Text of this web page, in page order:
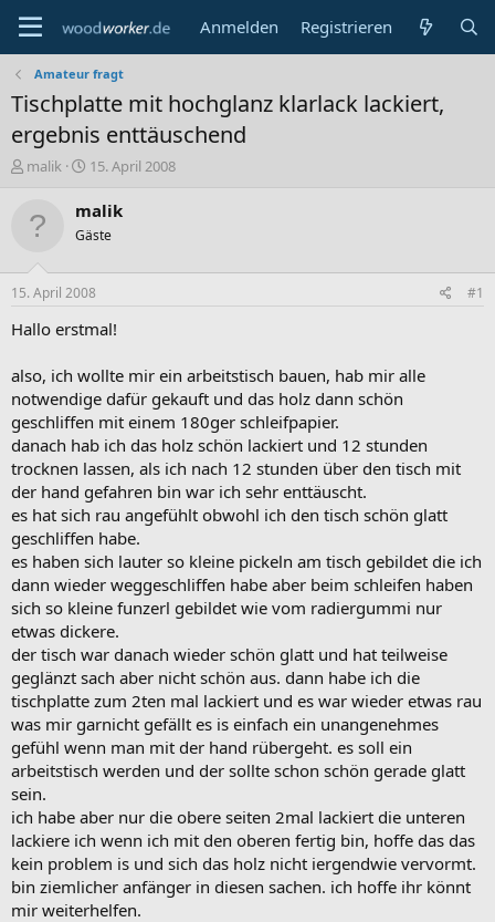
Anmelden Registrieren
Amateur fragt
Tischplatte mit hochglanz klarlack lackiert,
ergebnis enttäuschend
E
t
e
r
malik
E
s
e
l
t
a
15. April 2008
malik
Gäste
15. April 2008 #1
Hallo erstmal!
also, ich wollte mir ein arbeitstisch bauen, hab mir alle
notwendige dafür gekauft und das holz dann schön
geschliffen mit einem 180ger schleifpapier.
danach hab ich das holz schön lackiert und 12 stunden
trocknen lassen, als ich nach 12 stunden über den tisch mit
der hand gefahren bin war ich sehr enttäuscht.
es hat sich rau angefühlt obwohl ich den tisch schön glatt
geschliffen habe.
es haben sich lauter so kleine pickeln am tisch gebildet die ich
dann wieder weggeschliffen habe aber beim schleifen haben
sich so kleine funzerl gebildet wie vom radiergummi nur
etwas dickere.
der tisch war danach wieder schön glatt und hat teilweise
geglänzt sach aber nicht schön aus. dann habe ich die
tischplatte zum 2ten mal lackiert und es war wieder etwas rau
was mir garnicht gefällt es is einfach ein unangenehmes
gefühl wenn man mit der hand rübergeht. es soll ein
arbeitstisch werden und der sollte schon schön gerade glatt
sein.
ich habe aber nur die obere seiten 2mal lackiert die unteren
lackiere ich wenn ich mit den oberen fertig bin, hoffe das das
kein problem is und sich das holz nicht iergendwie vervormt.
bin ziemlicher anfänger in diesen sachen. ich hoffe ihr könnt
mir weiterhelfen.